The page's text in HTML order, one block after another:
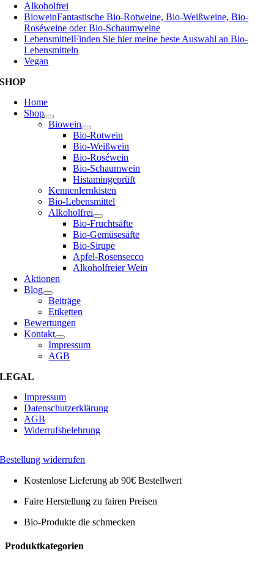
Alkoholfrei
BioweinFantastische Bio-Rotweine, Bio-Weißweine, Bio-
Roséweine oder Bio-Schaumweine
LebensmittelFinden Sie hier meine beste Auswahl an Bio-
Lebensmitteln
Vegan
SHOP
Home
Shop
Biowein
Bio-Rotwein
Bio-Weißwein
Bio-Roséwein
Bio-Schaumwein
Histamingeprüft
Kennenlernkisten
Bio-Lebensmittel
Alkoholfrei
Bio-Fruchtsäfte
Bio-Gemüsesäfte
Bio-Sirupe
Apfel-Rosensecco
Alkoholfreier Wein
Aktionen
Blog
Beiträge
Etiketten
Bewertungen
Kontakt
Impressum
AGB
LEGAL
Impressum
Datenschutzerklärung
AGB
Widerrufsbelehrung
Bestellung widerrufen
Kostenlose Lieferung ab 90€ Bestellwert
Faire Herstellung zu fairen Preisen
Bio-Produkte die schmecken
Toggle
Produktkategorien